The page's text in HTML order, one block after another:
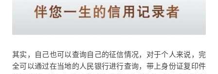
其实，自己也可以查询自己的征信情况，对于个人来说，完
全可以通过在当地的人民银行进行查询，带上身份证复印件